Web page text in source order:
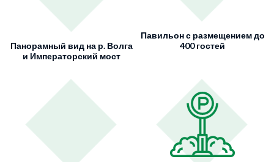
Панорамный вид на р. Волга
и Императорский мост
Павильон с размещением до
400 гостей